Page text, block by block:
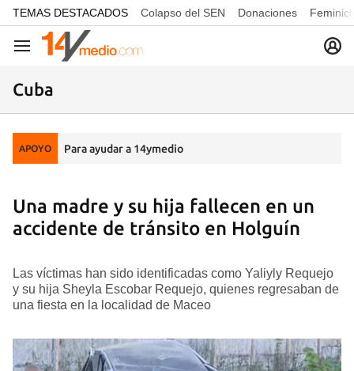
common.go-to-content
TEMAS DESTACADOS Colapso del SEN Donaciones
Navegación
Cuba
APOYO Para ayudar a 14ymedio
Una madre y su hija fallecen en un
accidente de tránsito en Holguín
Las víctimas han sido identificadas como Yaliyly Requejo
y su hija Sheyla Escobar Requejo, quienes regresaban de
una fiesta en la localidad de Maceo